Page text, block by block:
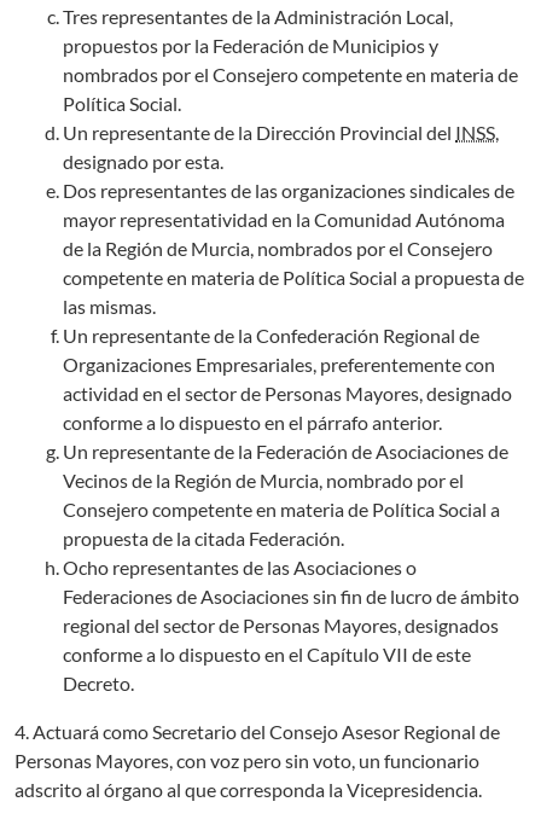
Tres representantes de la Administración Local,
propuestos por la Federación de Municipios y
nombrados por el Consejero competente en materia de
Política Social.
Un representante de la Dirección Provincial del INSS,
designado por esta.
Dos representantes de las organizaciones sindicales de
mayor representatividad en la Comunidad Autónoma
de la Región de Murcia, nombrados por el Consejero
competente en materia de Política Social a propuesta de
las mismas.
Un representante de la Confederación Regional de
Organizaciones Empresariales, preferentemente con
actividad en el sector de Personas Mayores, designado
conforme a lo dispuesto en el párrafo anterior.
Un representante de la Federación de Asociaciones de
Vecinos de la Región de Murcia, nombrado por el
Consejero competente en materia de Política Social a
propuesta de la citada Federación.
Ocho representantes de las Asociaciones o
Federaciones de Asociaciones sin fin de lucro de ámbito
regional del sector de Personas Mayores, designados
conforme a lo dispuesto en el Capítulo VII de este
Decreto.
4. Actuará como Secretario del Consejo Asesor Regional de
Personas Mayores, con voz pero sin voto, un funcionario
adscrito al órgano al que corresponda la Vicepresidencia.